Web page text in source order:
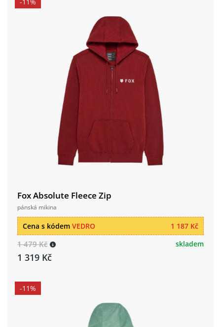
Fox Absolute Fleece Zip
pánská mikina
1 187 Kč
Cena s kódem VEDRO
1 479 Kč
1 319 Kč
skladem
-11%